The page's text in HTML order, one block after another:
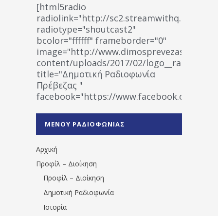
[html5radio
radiolink="http://
radiotype="shoutcast2"
bcolor="ffffff" frameborder="0"
image="http://www.dimosprevezas.gr/wp-
content/uploads/2017/02/
title="Δημοτική Ραδιοφωνία
Πρέβεζας "
facebook="https://www.facebook.com/
1531194763766854/" artist="" ]
ΜΕΝΟΥ ΡΑΔΙΟΦΩΝΙΑΣ
Αρχική
Προφίλ – Διοίκηση
Προφίλ – Διοίκηση
Δημοτική Ραδιοφωνία
Ιστορία